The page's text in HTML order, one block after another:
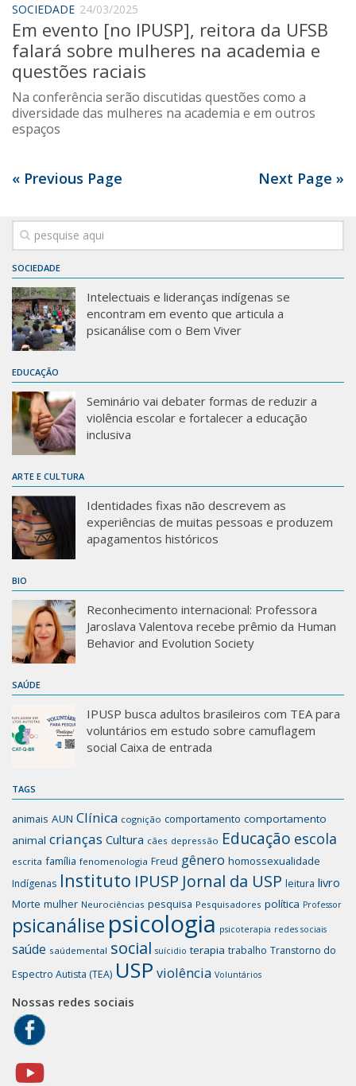
SOCIEDADE 24/03/2025
Em evento [no IPUSP], reitora da UFSB
falará sobre mulheres na academia e
questões raciais
Na conferência serão discutidas questões como a
diversidade das mulheres na academia e em outros
espaços
« Previous Page Next Page »
SOCIEDADE
Intelectuais e lideranças indígenas se
encontram em evento que articula a
psicanálise com o Bem Viver
EDUCAÇÃO
Seminário vai debater formas de reduzir a
violência escolar e fortalecer a educação
inclusiva
ARTE E CULTURA
Identidades fixas não descrevem as
experiências de muitas pessoas e produzem
apagamentos históricos
BIO
Reconhecimento internacional: Professora
Jaroslava Valentova recebe prêmio da Human
Behavior and Evolution Society
SAÚDE
IPUSP busca adultos brasileiros com TEA para
voluntários em estudo sobre camuflagem
social Caixa de entrada
TAGS
animais AUN Clínica cognição comportamento comportamento
animal crianças Cultura cães depressão Educação escola
escrita família fenomenologia Freud gênero homossexualidade
Indígenas Instituto IPUSP Jornal da USP leitura livro
Morte mulher Neurociências pesquisa Pesquisadores política Professor
psicanálise psicologia psicoterapia redes sociais
saúde saúdemental social suícidio terapia trabalho Transtorno do
Espectro Autista (TEA) USP violência Voluntários
Nossas redes sociais